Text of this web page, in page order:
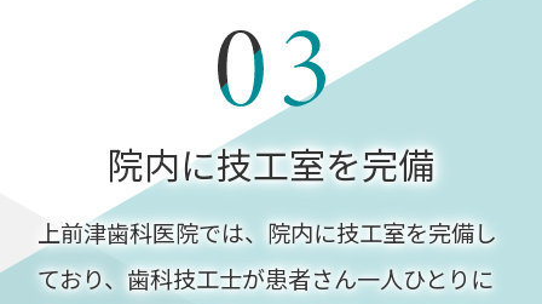
院内に技工室を完備
上前津歯科医院では、院内に技工室を完備し
ており、歯科技工士が患者さん一人ひとりに